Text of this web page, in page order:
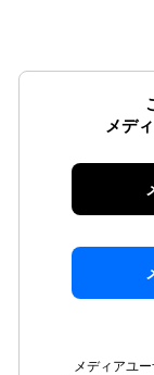
メデ
メディアユ